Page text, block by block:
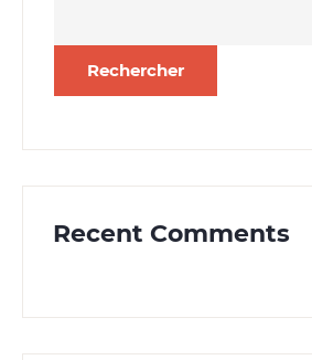
Recent Comments